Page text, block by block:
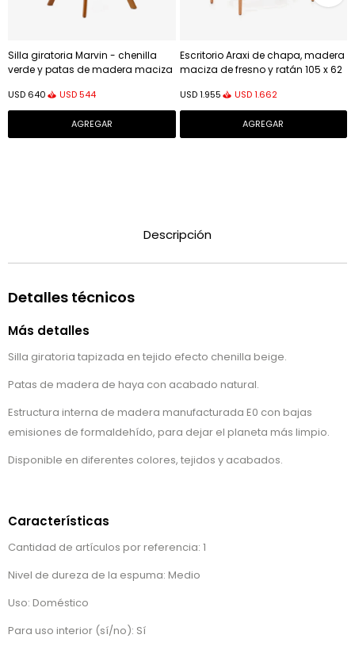
Silla giratoria Marvin - chenilla
verde y patas de madera maciza
USD 640 USD544
Escritorio Araxi de chapa, madera
maciza de fresno y ratán 105 x 62
USD 1.955 USD 1.662
Descripción
Detalles técnicos
Más detalles
Silla giratoria tapizada en tejido efecto chenilla beige.
Patas de madera de haya con acabado natural.
Estructura interna de madera manufacturada E0 con bajas
emisiones de formaldehído, para dejar el planeta más limpio.
Disponible en diferentes colores, tejidos y acabados.
Características
Cantidad de artículos por referencia: 1
Nivel de dureza de la espuma: Medio
Uso: Doméstico
Para uso interior (sí/no): Sí